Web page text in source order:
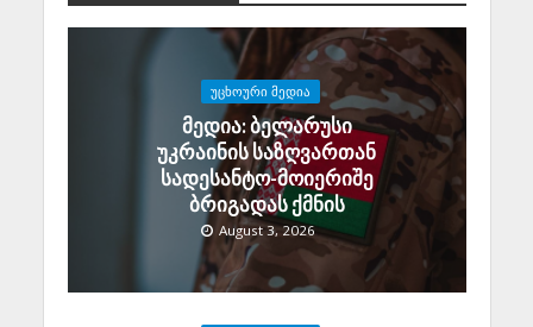
ᲣᲪᲮᲝᲣᲠᲘ ᲛᲔᲓᲘᲐ
მედია: ბელარუსი
უკრაინის საზღვართან
სადესანტო-მოიერიშე
ბრიგადას ქმნის
August 3, 2026